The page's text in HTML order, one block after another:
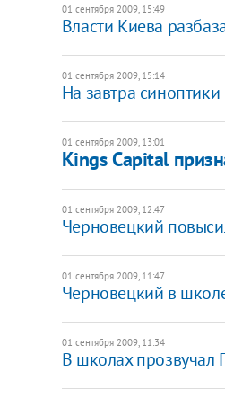
01 сентября 2009, 15:49
Власти Киева
01 сентября 2009, 15:14
На завтра
01 сентября 2009, 13:01
Kings Capital
01 сентября 2009, 12:47
Черновецкий
01 сентября 2009, 11:47
Черновецкий в
01 сентября 2009, 11:34
В школах прозвучал